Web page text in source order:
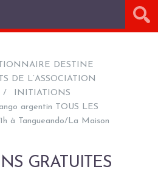
DESTINE
DE L’ASSOCIATION
INITIATIONS
argentin TOUS LES
à Tangueando/La Maison
GRATUITES